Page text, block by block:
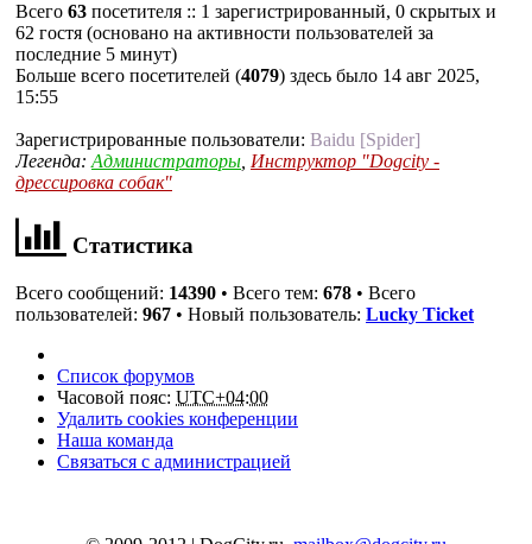
Всего 63 посетителя :: 1 зарегистрированный, 0 скрытых и
62 гостя (основано на активности пользователей за
последние 5 минут)
Больше всего посетителей (4079) здесь было 14 авг 2025,
15:55
Зарегистрированные пользователи: Baidu [Spider]
Легенда:Администраторы, Инструктор "Dogcity -
дрессировка собак"
Статистика
Всего сообщений: 14390 • Всего тем: 678 • Всего
пользователей: 967 • Новый пользователь: Lucky Ticket
Список форумов
Часовой пояс: UTC+04:00
Удалить cookies конференции
Наша команда
Связаться с администрацией